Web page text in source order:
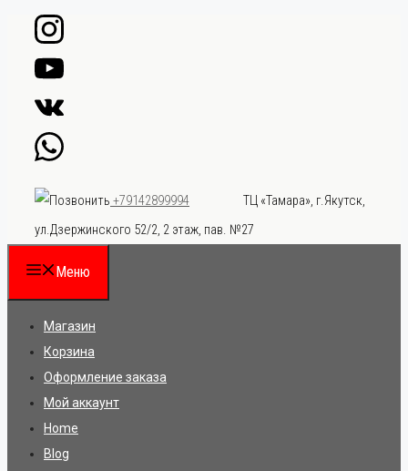
Перейти
содержимому
+79142899994
ТЦ «Тамара», г.Якутск,
ул.Дзержинского 52/2, 2 этаж, пав. №27
Меню
Магазин
Корзина
Оформление заказа
Мой аккаунт
Home
Blog